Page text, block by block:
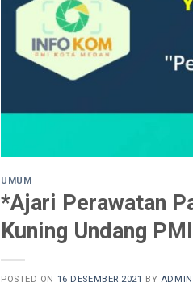
UMUM
*Ajari Perawatan
Kuning Undang
POSTED ON 16 DESEMBER 2021 BY ADMIN